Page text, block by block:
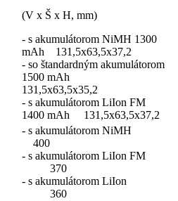
(V x Š x H, mm)
- s akumulátorom NiMH 1300
mAh 131,5x63,5x37,2
- so štandardným akumulátorom
1500 mAh
131,5x63,5x35,2
- s akumulátorom LiIon FM
1400 mAh 131,5x63,5x37,2
- s akumulátorom NiMH
400
- s akumulátorom LiIon FM
370
- s akumulátorom LiIon
360